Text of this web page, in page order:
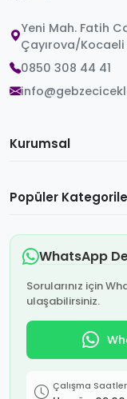
Yeni Mah. Fatih
Çayırova/Kocaeli
0850 308 44 41
Kurumsal
Popüler
WhatsApp
Sorularınız için
ulaşabilirsiniz.
Çalışma